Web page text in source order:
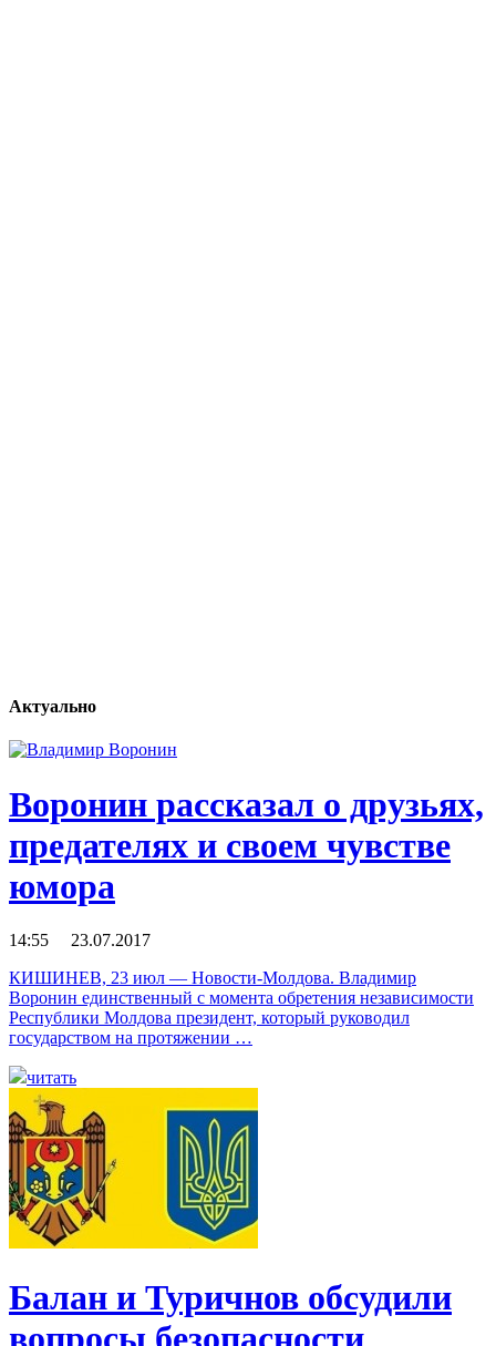
Актуально
Воронин рассказал о друзьях,
предателях и своем чувстве
юмора
14:55 23.07.2017
КИШИНЕВ, 23 июл — Новости-Молдова. Владимир
Воронин единственный с момента обретения независимости
Республики Молдова президент, который руководил
государством на протяжении …
читать
Балан и Туричнов обсудили
вопросы безопасности